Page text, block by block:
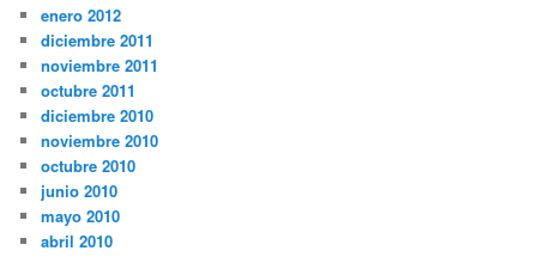
enero 2012
diciembre 2011
noviembre 2011
octubre 2011
diciembre 2010
noviembre 2010
octubre 2010
junio 2010
mayo 2010
abril 2010